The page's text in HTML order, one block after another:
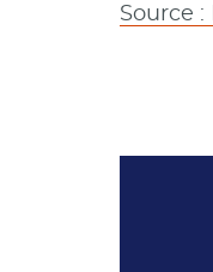
Source :